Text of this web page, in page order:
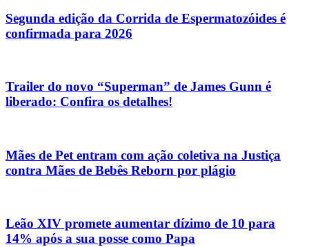
Segunda edição da Corrida de Espermatozóides é
confirmada para 2026
Trailer do novo “Superman” de James Gunn é
liberado: Confira os detalhes!
Mães de Pet entram com ação coletiva na Justiça
contra Mães de Bebês Reborn por plágio
Leão XIV promete aumentar dízimo de 10 para
14% após a sua posse como Papa